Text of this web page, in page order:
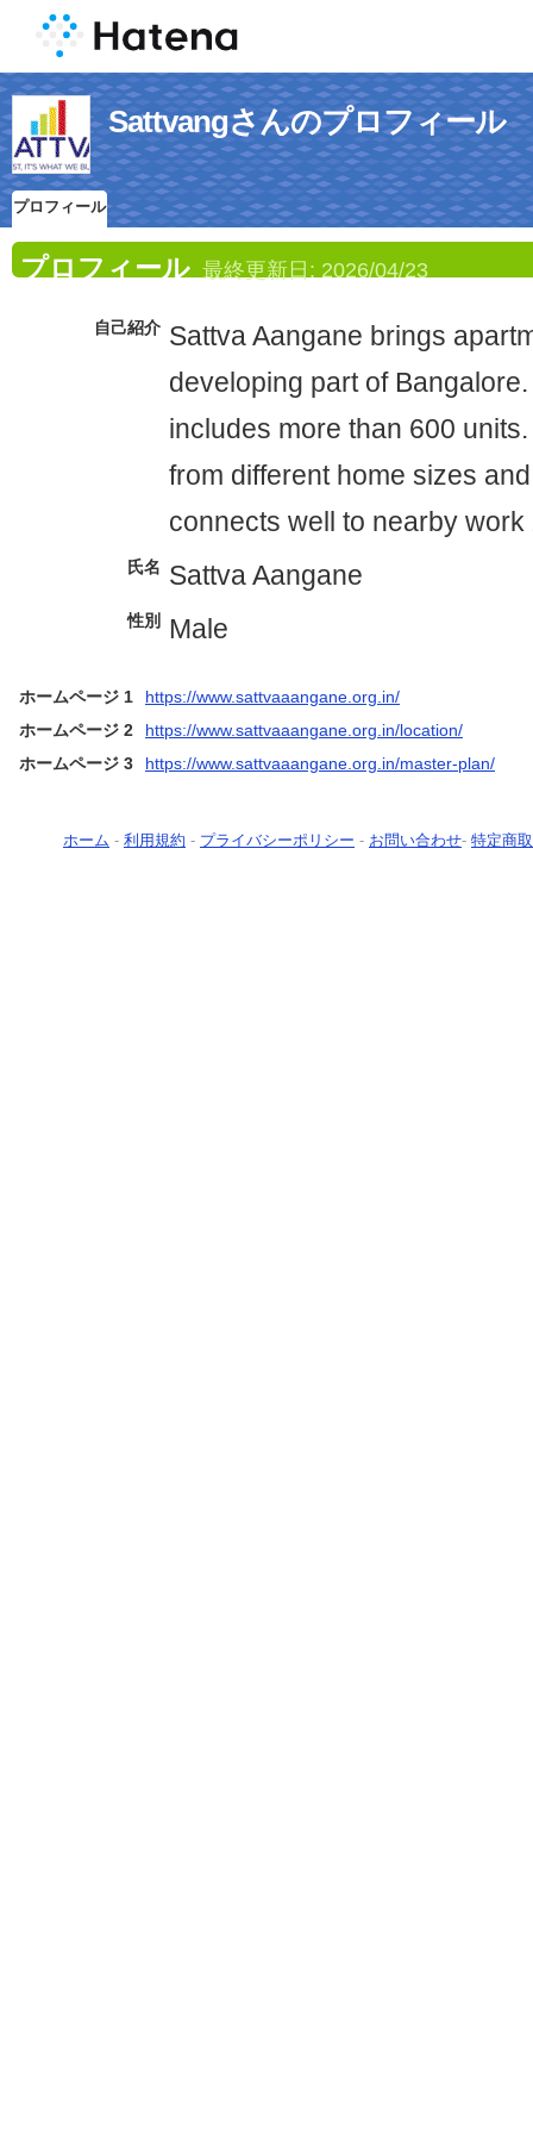
Sattvangさんのプロフィール
プロフィール
プロフィール 最終更新日: 2026/04/23
自己紹介 Sattva Aangane brings
developing part of
includes more than 600
from different home sizes
connects well to nearby work
氏名 Sattva Aangane
性別 Male
ホームページ 1
https://www.sattvaaangane.org.in/
ホームページ 2
https://www.sattvaaangane.org.in/location/
ホームページ 3
https://www.sattvaaangane.org.in/master-plan/
ホーム - 利用規約 - プライバシーポリシー - お問い合わせ- 特定商